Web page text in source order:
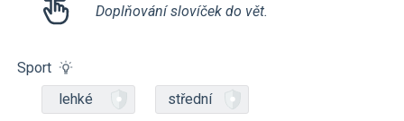
Doplňování slovíček do vět.
Sport
lehké
střední